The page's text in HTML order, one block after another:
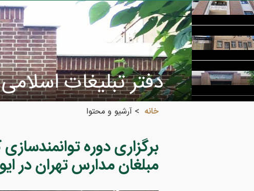
دفتر تبلیغات
خانه آرشیو و محتوا
برگزاری دوره
مبلغان مدارس تهران در